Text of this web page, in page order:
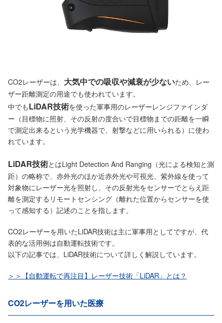
CO2レーザーは、 大気中での吸収や減衰が少ないため、レー
ザー距離測定の用途でも使われています。
中でもLiDAR技術を使った軍事用のレーザーレンジファインダ
ー（目標物に照射、その反射の度合いで目標物までの距離を一瞬
で測定出来るという光学機器で、射撃などに用いられる）に使わ
れています。
LiDAR技術とはLight Detection And Ranging（光による検知と測
距）の略称で、赤外光のほか近赤外光や可視光、紫外線を使って
対象物にレーザー光を照射し、その反射光をセンサーでとらえ距
離を測定するリモートセンシング（離れた位置からセンサーを使
って感知する）記述のことを指します。
CO2レーザーを用いたLiDAR技術は主に軍事用としてですが、代
表的な活用例は自動運転技術です。
以下の記事では、LiDAR技術について詳しく解説しています。
＞＞【自動運転で再注目】レーザー技術「LiDAR」とは？
CO2レーザーを用いた医療